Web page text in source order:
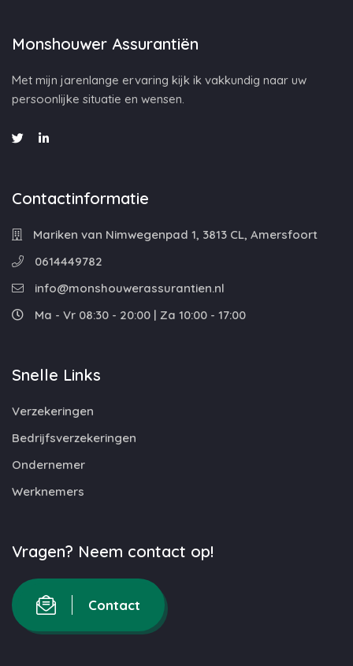
Monshouwer Assurantiën
Met mijn jarenlange ervaring kijk ik vakkundig naar uw
persoonlijke situatie en wensen.
Contactinformatie
Mariken van Nimwegenpad 1, 3813 CL, Amersfoort
0614449782
info@monshouwerassurantien.nl
Ma - Vr 08:30 - 20:00 | Za 10:00 - 17:00
Snelle Links
Verzekeringen
Bedrijfsverzekeringen
Ondernemer
Werknemers
Vragen? Neem contact op!
Contact